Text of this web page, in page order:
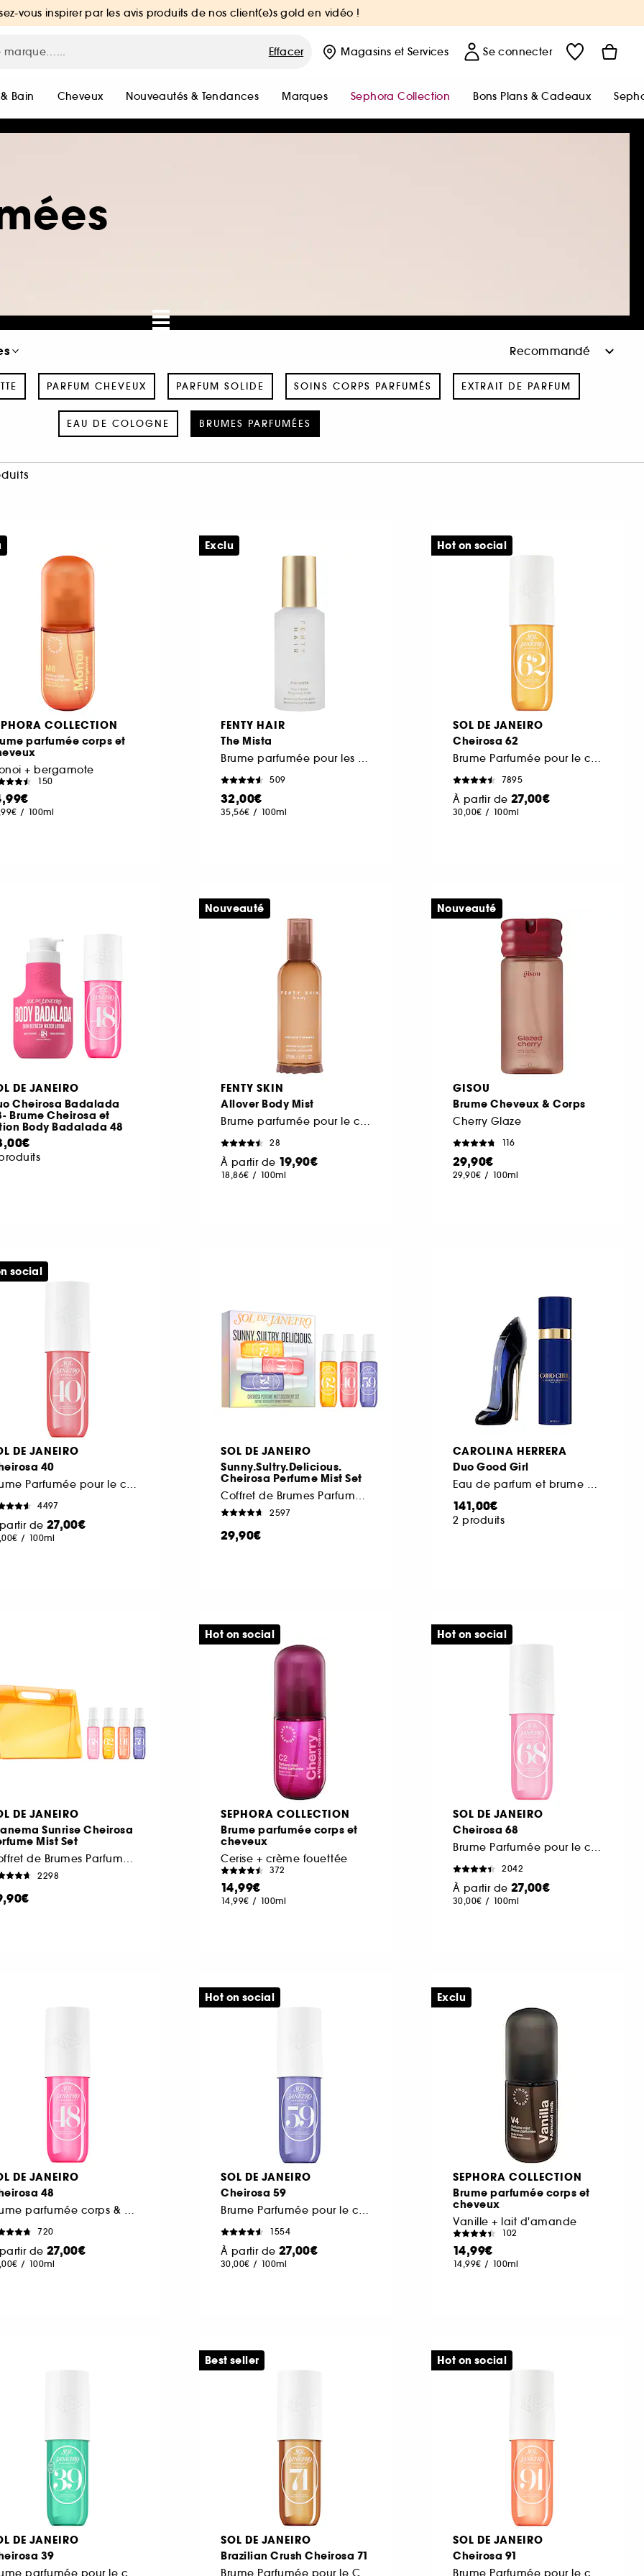
vous inspirer par les avis produits de nos client(e)s gold en vidéo !
Effacer Magasins et Services Se connecter
Bain Cheveux Nouveautés & Tendances Marques Sephora Collection Bons Plans & Cadeaux
PARFUM CHEVEUX PARFUM SOLIDE SOINS CORPS PARFUMÉS EXTRAIT DE PARFUM
EAU DE COLOGNE BRUMES PARFUMÉES
COLLECTION
parfumée corps et
+ bergamote
150
/ 100ml
FENTY HAIR
The Mista
509
32,00€
35,56€ / 100ml
Exclu
SOL DE JANEIRO
Cheirosa 62
7895
À partir de 27,00€
30,00€ / 100ml
Hot on social
DE JANEIRO
Cheirosa Badalada
Brume Cheirosa et
Body Badalada 48
FENTY SKIN
Allover Body Mist
28
À partir de 19,90€
18,86€ / 100ml
Nouveauté
GISOU
Brume Cheveux & Corps
Cherry Glaze
116
29,90€
29,90€ / 100ml
Nouveauté
DE JANEIRO
40
4497
de 27,00€
/ 100ml
social
SOL DE JANEIRO
Sunny.Sultry.Delicious.
Cheirosa Perfume Mist Set
2597
29,90€
CAROLINA HERRERA
Duo Good Girl
141,00€
2 produits
DE JANEIRO
Sunrise Cheirosa
Mist Set
2298
SEPHORA COLLECTION
Brume parfumée corps et
cheveux
Cerise + crème fouettée
372
14,99€
14,99€ / 100ml
Hot on social
SOL DE JANEIRO
Cheirosa 68
2042
À partir de 27,00€
30,00€ / 100ml
Hot on social
DE JANEIRO
48
720
de 27,00€
/ 100ml
SOL DE JANEIRO
Cheirosa 59
1554
À partir de 27,00€
30,00€ / 100ml
Hot on social
SEPHORA COLLECTION
Brume parfumée corps et
cheveux
Vanille + lait d'amande
102
14,99€
14,99€ / 100ml
Exclu
DE JANEIRO
39
SOL DE JANEIRO
Brazilian Crush Cheirosa 71
Best seller
SOL DE JANEIRO
Cheirosa 91
Hot on social